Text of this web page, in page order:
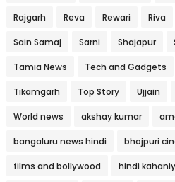
Rajgarh Reva Rewari Riva
Sain Samaj Sarni Shajapur
Tamia News Tech and Gadgets
Tikamgarh Top Story Ujjain
World news akshay kumar
bangaluru news hindi bhojpuri
films and bollywood hindi